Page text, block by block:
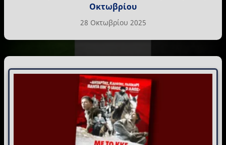
Οκτωβρίου
28 Οκτωβρίου 2025